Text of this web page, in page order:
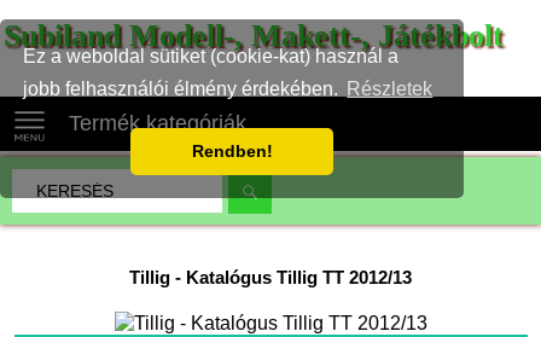
Ez a weboldal sütiket (cookie-kat) használ a
jobb felhasználói élmény érdekében.
Részletek
Rendben!
Subiland Modell-, Makett-, Játékbolt
Termék kategóriák
Tillig - Katalógus Tillig TT 2012/13